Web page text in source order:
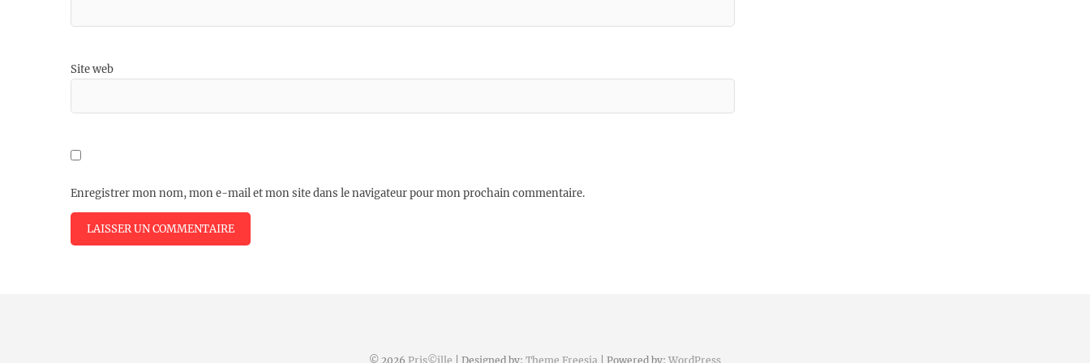
Site web
Enregistrer mon nom, mon e-mail et mon site dans le navigateur pour mon prochain commentaire.
© 2026 Pris©ille | Designed by: Theme Freesia | Powered by: WordPress